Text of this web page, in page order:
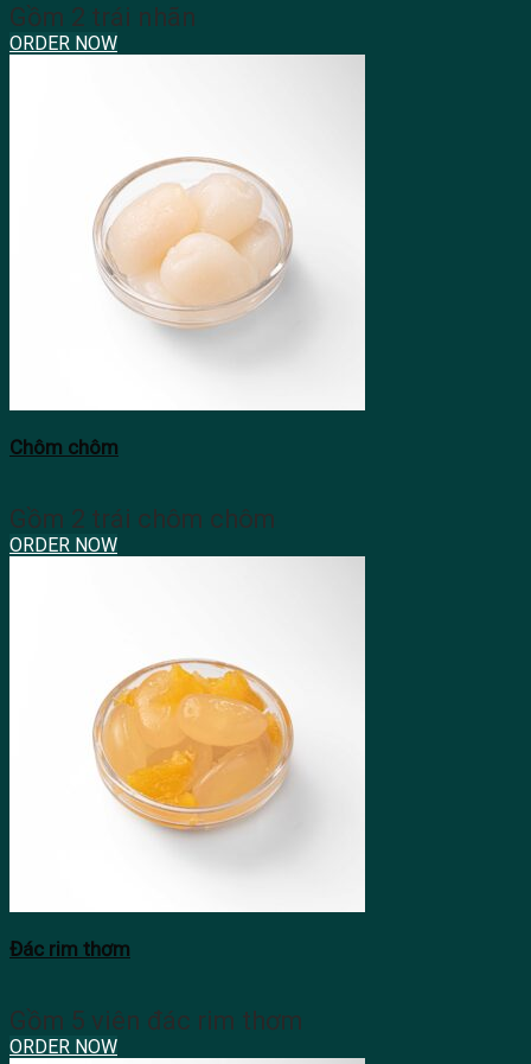
Gồm 2 trái nhãn
ORDER NOW
Chôm chôm
Gồm 2 trái chôm chôm
ORDER NOW
Đác rim thơm
Gồm 5 viên đác rim thơm
ORDER NOW